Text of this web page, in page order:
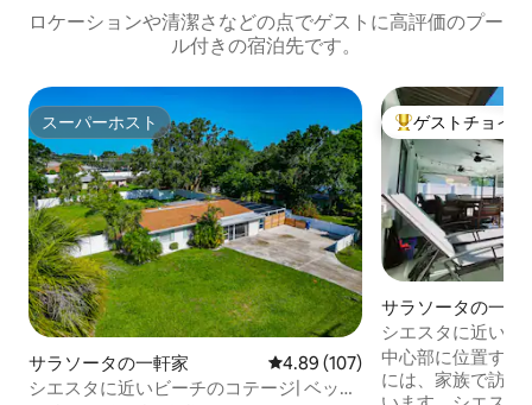
ロケーションや清潔さなどの点でゲストに高評価のプー
ル付きの宿泊先です。
スーパーホスト
スーパーホスト
サラソータの一軒家 レビュー107件、5つ星中4.89つ
4.89 (107)
シエスタに近いビーチのコテージ| ベッド
大好評のゲスト
ゲストチョイス
サラソータの一軒
シエスタに近い温
ッドルーム
中心部に位置する
には、家族で訪れ